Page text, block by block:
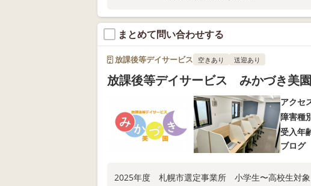
まとめて問い合わせする
放課後等デイサービス 空きあり 送迎あり
放課後等デイサービス みかづき美園
アクセ
障害種
受入年
ブログ
2025年度 札幌市選定事業所 小学生〜高校生対象